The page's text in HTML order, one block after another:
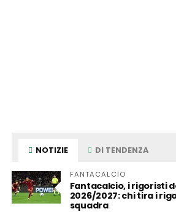
NOTIZIE DI TENDENZA
FANTACALCIO
Fantacalcio, i rigoristi
2026/2027: chi tira i
squadra